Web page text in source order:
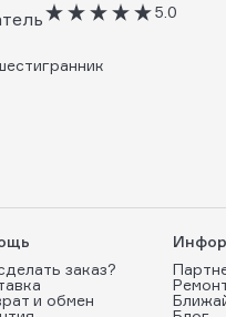
5.0
заказ?
и обмен